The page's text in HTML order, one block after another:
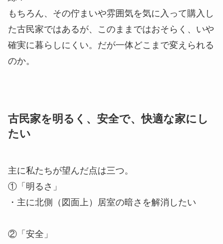
もちろん、その佇まいや雰囲気を気に入って購入し
た古民家ではあるが、このままではおそらく、いや
確実に暮らしにくい。だが一体どこまで変えられる
のか。
古民家を明るく、安全で、快適な家にし
たい
主に私たちが望んだ点は三つ。
①「明るさ」
・主に北側（図面上）居室の暗さを解消したい
②「安全」